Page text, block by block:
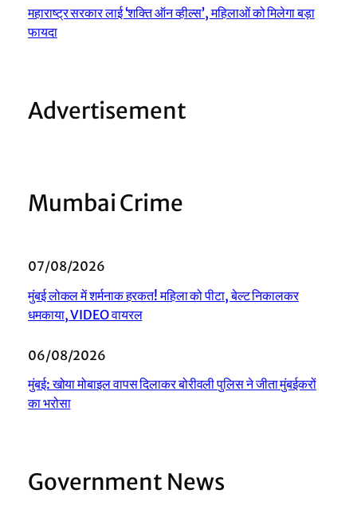
महाराष्ट्र सरकार लाई ‘शक्ति ऑन व्हील्स’, महिलाओं को मिलेगा बड़ा
फायदा
Advertisement
Mumbai Crime
07/08/2026
मुंबई लोकल में शर्मनाक हरकत! महिला को पीटा, बेल्ट निकालकर
धमकाया, VIDEO वायरल
06/08/2026
मुंबई: खोया मोबाइल वापस दिलाकर बोरीवली पुलिस ने जीता मुंबईकरों
का भरोसा
Government News